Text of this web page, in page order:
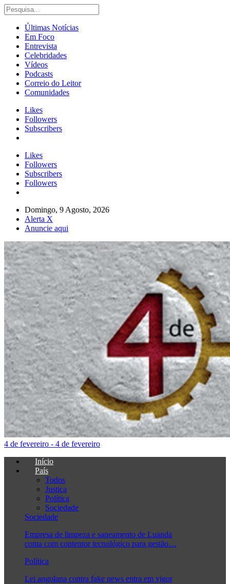
Últimas Notícias
Em Foco
Entrevista
Celebridades
Vídeos
Podcasts
Correio do Leitor
Comunidades
Likes
Followers
Subscribers
Likes
Followers
Subscribers
Followers
Domingo, 9 Agosto, 2026
Alerta X
Anuncie aqui
4 de fevereiro - 4 de fevereiro
Início
País
Todos
Justiça
Política
Sociedade
Sociedade
Empresa de limpeza e saneamento de Luanda
conta com contentor tecnológico para gestão…
Política
Lei angolana contra fake news entra em vigor